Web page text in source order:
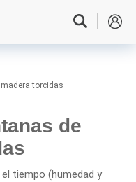
torcidas
de
tiempo (humedad y